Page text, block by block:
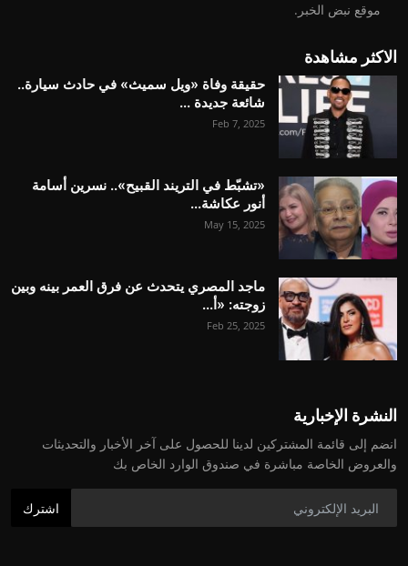
موقع نبض الخبر.
الاكثر مشاهدة
حقيقة وفاة «ويل سميث» في حادث سيارة..
شائعة جديدة ...
Feb 7, 2025
«تشبّط في التريند القبيح».. نسرين أسامة
أنور عكاشة...
May 15, 2025
ماجد المصري يتحدث عن فرق العمر بينه وبين
زوجته: «أ...
Feb 25, 2025
النشرة الإخبارية
انضم إلى قائمة المشتركين لدينا للحصول على آخر الأخبار والتحديثات
والعروض الخاصة مباشرة في صندوق الوارد الخاص بك
اشترك